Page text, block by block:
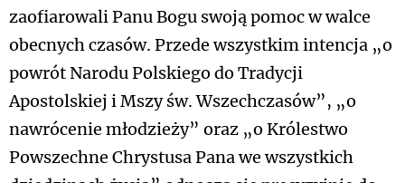
zaofiarowali Panu Bogu swoją pomoc w walce
obecnych czasów. Przede wszystkim intencja „o
powrót Narodu Polskiego do Tradycji
Apostolskiej i Mszy św. Wszechczasów”, „o
nawrócenie młodzieży” oraz „o Królestwo
Powszechne Chrystusa Pana we wszystkich